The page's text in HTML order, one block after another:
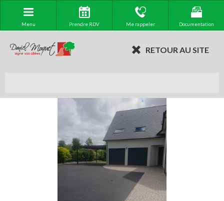
Menu Prendre RDV Me rappeler Documentation
RETOUR AU SITE